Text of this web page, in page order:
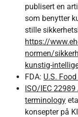
publisert en
som benytter
stille
https://
normen/
kunstig-
FDA: U.S.
ISO/IEC
terminology
konsepter på